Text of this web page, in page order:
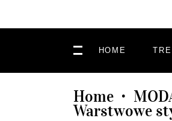
HOME
Home •
Warstwowe